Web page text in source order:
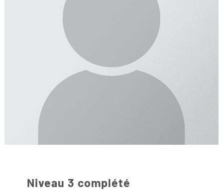
Niveau 3 complété